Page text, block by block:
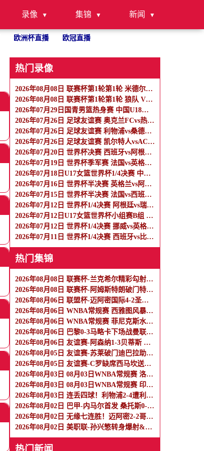
录像 集锦 新闻
欧洲杯直播 欧冠直播
热门录像
2026年08月08日 联赛杯第1轮第1轮 米德尔斯堡 VS 雷克瑟姆 全场录像
2026年08月08日 联赛杯第1轮第1轮 狼队 VS 维尔港 全场录像
2026年07月29日国青男篮热身赛 中国U18男篮 - 纽纳华丁闪电队 全场录像
2026年07月26日 足球友谊赛 奥克兰FCvs热刺 全场录像
2026年07月26日 足球友谊赛 利物浦vs桑德兰 全场录像
2026年07月26日 足球友谊赛 凯尔特人vsAC米兰 全场录像
2026年07月20日 世界杯决赛 西班牙vs阿根廷 全场录像
2026年07月19日 世界杯季军赛 法国vs英格兰 全场录像
2026年07月18日U17女篮世界杯1/4决赛 中国U17女篮 - 加拿大U17女篮 录像
2026年07月16日 世界杯半决赛 英格兰vs阿根廷 全场录像
2026年07月15日 世界杯半决赛 法国vs西班牙 全场录像
2026年07月12日 世界杯1/4决赛 阿根廷vs瑞士 全场录像
2026年07月12日U17女篮世界杯小组赛B组 墨西哥U17女篮 - 中国U17女篮 全场录像
2026年07月12日 世界杯1/4决赛 挪威vs英格兰 全场录像
2026年07月11日 世界杯1/4决赛 西班牙vs比利时 全场录像
热门集锦
2026年08月08日 联赛杯-兰克希尔精彩勾射破门 米德尔斯堡1-0雷克瑟姆
2026年08月08日 联赛杯-阿姆斯特朗破门特林达德建功 狼队3-0维尔港
2026年08月06日 联盟杯-迈阿密国际4-2圣路易斯 梅西2射1传 阿伦助攻戴帽
2026年08月06日 WNBA常规赛 西雅图风暴 86 - 92 纽约自由人 全场集锦
2026年08月06日 WNBA常规赛 菲尼克斯水星 82 - 96 亚特兰大梦想 全场集锦
2026年08月06日 巴黎0-3马略卡下场战曼联 巴黎全场控球近6成+8射3正未果
2026年08月06日 友谊赛-阿森纳1-3贝蒂斯 因卡皮耶破门难救主 福纳尔斯1射2传
2026年08月05日 友谊赛-苏莱破门迪巴拉助攻 罗马4-1纽波特郡
2026年08月05日 友谊赛-C罗缺席西马坎送点 胜利0-2不敌阿尔梅里亚
2026年08月03日 08月03日WNBA常规赛 洛杉矶火花106-101波特兰火焰 全场集锦
2026年08月03日 08月03日WNBA常规赛 印第安纳狂热100-108明尼苏达山猫 全场集锦
2026年08月03日 连丢四球！利物浦2-4遭利兹联逆转 维尔茨钱伯斯破门凯尔凯兹失误
2026年08月02日 巴甲-内马尔首发 桑托斯0-0瑞模贝雷
2026年08月02日 无缘七连胜！迈阿密2-2哥伦布 苏牙传射卡塞米罗乌龙梅西替补登场
2026年08月02日 美职联-孙兴慜转身爆射&穆勒点射破门 温哥华白浪1-1洛杉矶
热门新闻